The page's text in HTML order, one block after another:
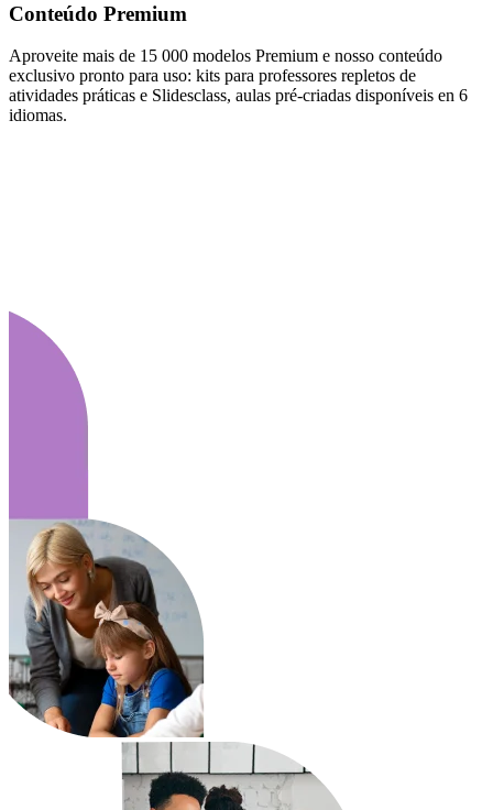
Conteúdo Premium
Aproveite mais de 15 000 modelos Premium e nosso conteúdo
exclusivo pronto para uso: kits para professores repletos de
atividades práticas e Slidesclass, aulas pré-criadas disponíveis en 6
idiomas.